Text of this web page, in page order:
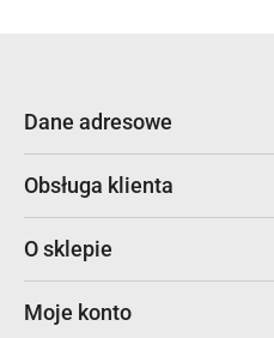
Dane adresowe
Obsługa klienta
O sklepie
Moje konto